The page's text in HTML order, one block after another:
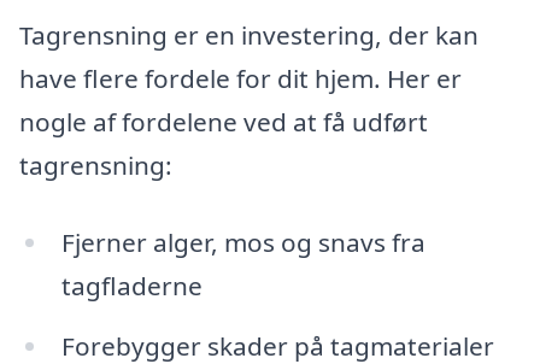
Tagrensning er en investering, der kan
have flere fordele for dit hjem. Her er
nogle af fordelene ved at få udført
tagrensning:
Fjerner alger, mos og snavs fra
tagfladerne
Forebygger skader på tagmaterialer